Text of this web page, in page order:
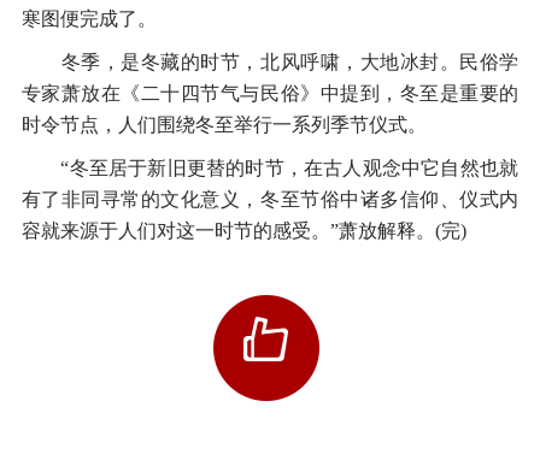
寒图便完成了。
冬季，是冬藏的时节，北风呼啸，大地冰封。民俗学
专家萧放在《二十四节气与民俗》中提到，冬至是重要的
时令节点，人们围绕冬至举行一系列季节仪式。
“冬至居于新旧更替的时节，在古人观念中它自然也就
有了非同寻常的文化意义，冬至节俗中诸多信仰、仪式内
容就来源于人们对这一时节的感受。”萧放解释。(完)